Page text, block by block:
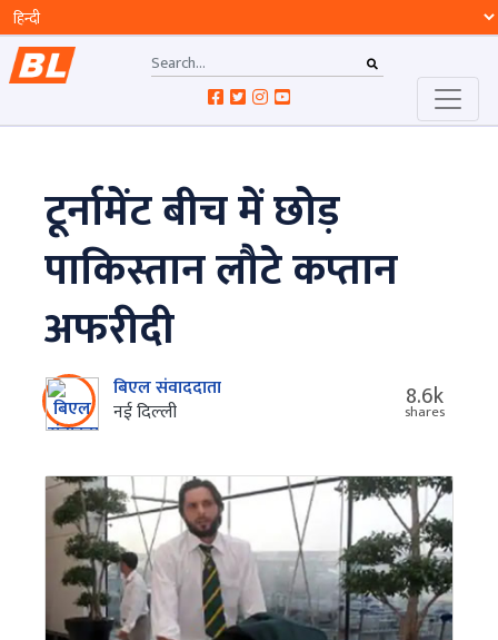
टूर्नामेंट बीच में छोड़
पाकिस्तान लौटे कप्तान
अफरीदी
बिएल संवाददाता
नई दिल्‍ली
8.6k
shares